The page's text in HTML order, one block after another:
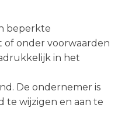
beperkte
onder voorwaarden
in het
De ondernemer is
te wijzigen en aan te